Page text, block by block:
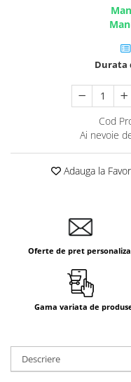
Durata
Cod
Ai nevoie
Adauga la
Oferte de pret
Gama variata de
Descriere